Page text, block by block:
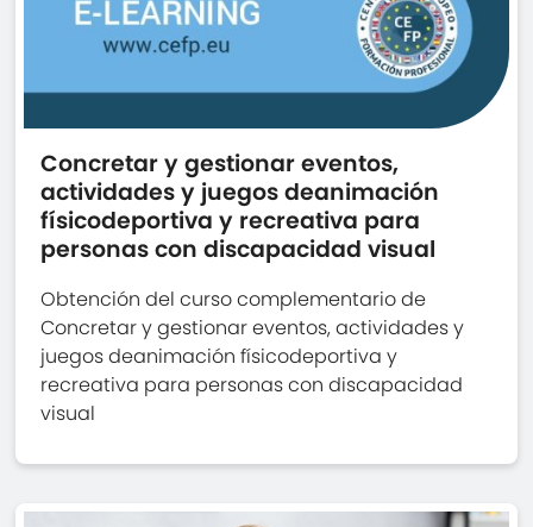
Concretar y gestionar eventos,
actividades y juegos deanimación
físicodeportiva y recreativa para
personas con discapacidad visual
Obtención del curso complementario de
Concretar y gestionar eventos, actividades y
juegos deanimación físicodeportiva y
recreativa para personas con discapacidad
visual